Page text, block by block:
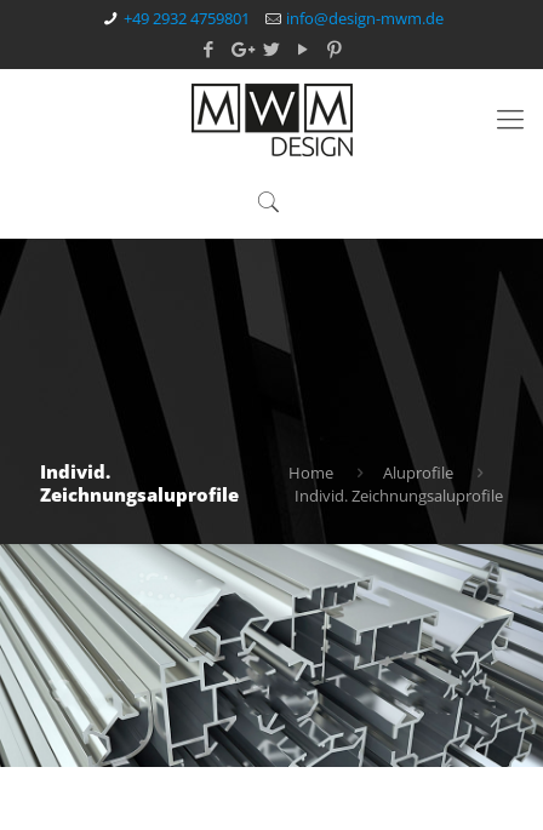
+49 2932 4759801 info@design-mwm.de
Individ.
Zeichnungsaluprofile
Home
Aluprofile
Individ. Zeichnungsaluprofile